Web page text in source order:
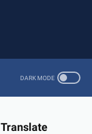
Translate